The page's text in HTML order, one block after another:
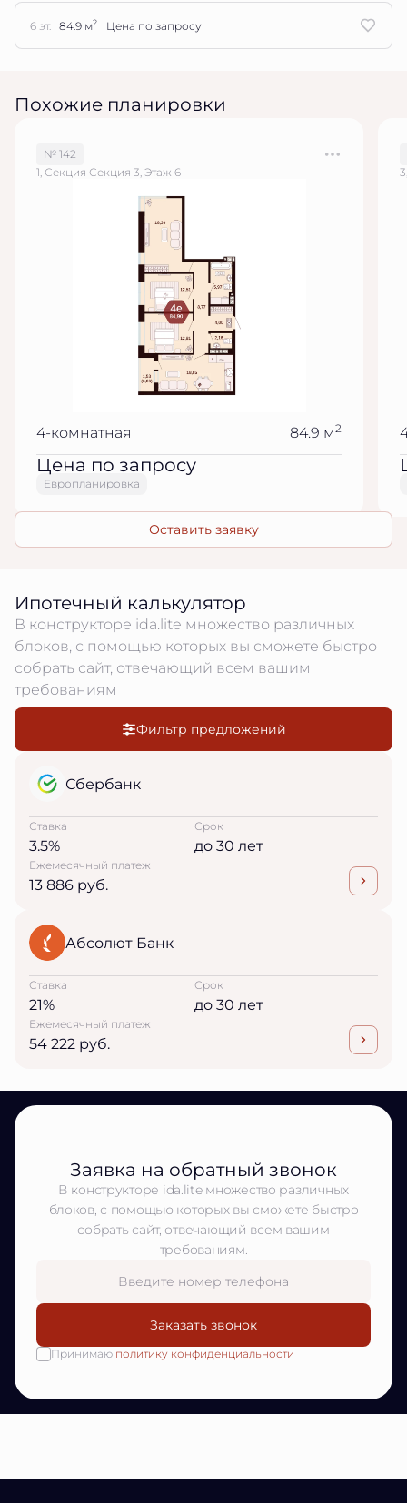
6 эт. 84.9 м2 Цена по запросу
Похожие планировки
№ 142
1, Секция Секция 3, Этаж 6
4-комнатная 84.9 м2
Цена по запросу
Европланировка
Оставить заявку
Ипотечный калькулятор
В конструкторе ida.lite множество различных
блоков, с помощью которых вы сможете быстро
собрать сайт, отвечающий всем вашим
требованиям
Фильтр предложений
Сбербанк
Ставка
3.5%
Срок
до 30 лет
Ежемесячный платеж
13 886 руб.
Абсолют Банк
Ставка
21%
Срок
до 30 лет
Ежемесячный платеж
54 222 руб.
Заявка на обратный звонок
В конструкторе ida.lite множество различных
блоков, с помощью которых вы сможете быстро
собрать сайт, отвечающий всем вашим
требованиям.
Заказать звонок
Принимаю политику конфиденциальности